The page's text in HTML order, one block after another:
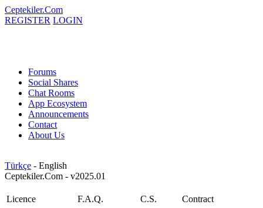
Ceptekiler.Com
REGISTER LOGIN
Forums
Social Shares
Chat Rooms
App Ecosystem
Announcements
Contact
About Us
Türkçe - English
Ceptekiler.Com - v2025.01
Licence F.A.Q. C.S. Contract